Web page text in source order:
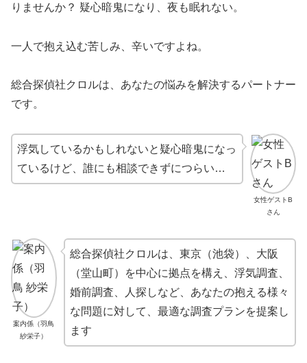
りませんか？ 疑心暗鬼になり、夜も眠れない。
一人で抱え込む苦しみ、辛いですよね。
総合探偵社クロルは、あなたの悩みを解決するパートナー
です。
女性ゲストB
さん
浮気しているかもしれないと疑心暗鬼になっ
ているけど、誰にも相談できずにつらい…
案内係（羽鳥
紗栄子）
総合探偵社クロルは、東京（池袋）、大阪
（堂山町）を中心に拠点を構え、浮気調査、
婚前調査、人探しなど、あなたの抱える様々
な問題に対して、最適な調査プランを提案し
ます